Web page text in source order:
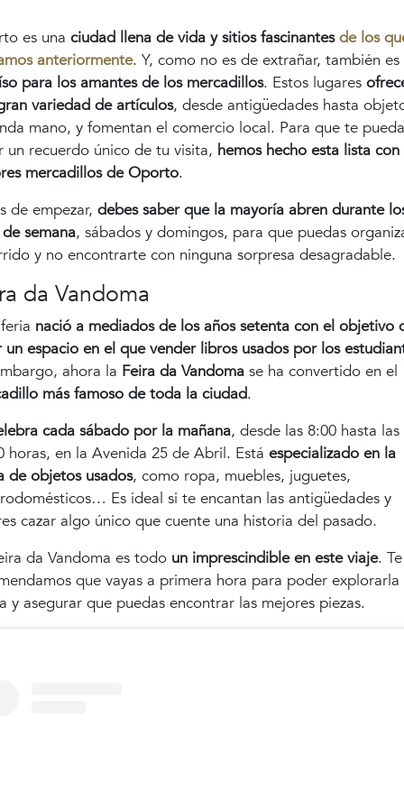
es una ciudad llena de vida y sitios fascinantes de los
anteriormente. Y, como no es de extrañar, también es
para los amantes de los mercadillos. Estos lugares
variedad de artículos, desde antigüedades hasta
mano, y fomentan el comercio local. Para que te
un recuerdo único de tu visita, hemos hecho esta lista con
mercadillos de Oporto.
de empezar, debes saber que la mayoría abren durante
semana, sábados y domingos, para que puedas
y no encontrarte con ninguna sorpresa desagradable.
da Vandoma
nació a mediados de los años setenta con el objetivo
un espacio en el que vender libros usados por los
ahora la Feira da Vandoma se ha convertido en el
más famoso de toda la ciudad.
cada sábado por la mañana, desde las 8:00 hasta las
horas, en la Avenida 25 de Abril. Está especializado en la
de objetos usados, como ropa, muebles, juguetes,
Es ideal si te encantan las antigüedades y
cazar algo único que cuente una historia del pasado.
da Vandoma es todo un imprescindible en este viaje. Te
que vayas a primera hora para poder explorarla
y asegurar que puedas encontrar las mejores piezas.